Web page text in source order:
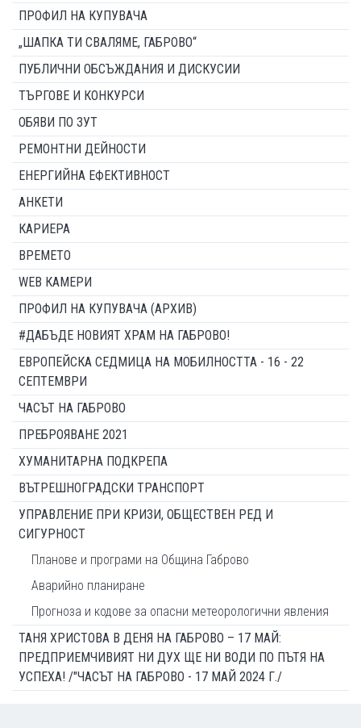
ПРОФИЛ НА КУПУВАЧА
„ШАПКА ТИ СВАЛЯМЕ, ГАБРОВО“
ПУБЛИЧНИ ОБСЪЖДАНИЯ И ДИСКУСИИ
ТЪРГОВЕ И КОНКУРСИ
ОБЯВИ ПО ЗУТ
РЕМОНТНИ ДЕЙНОСТИ
ЕНЕРГИЙНА ЕФЕКТИВНОСТ
АНКЕТИ
КАРИЕРА
ВРЕМЕТО
WEB КАМЕРИ
ПРОФИЛ НА КУПУВАЧА (АРХИВ)
#ДАБЪДЕ НОВИЯТ ХРАМ НА ГАБРОВО!
ЕВРОПЕЙСКА СЕДМИЦА НА МОБИЛНОСТТА - 16 - 22
СЕПТЕМВРИ
ЧАСЪТ НА ГАБРОВО
ПРЕБРОЯВАНЕ 2021
ХУМАНИТАРНА ПОДКРЕПА
ВЪТРЕШНОГРАДСКИ ТРАНСПОРТ
УПРАВЛЕНИЕ ПРИ КРИЗИ, ОБЩЕСТВЕН РЕД И
СИГУРНОСТ
Планове и програми на Община Габрово
Аварийно планиране
Прогноза и кодове за опасни метеорологични явления
ТАНЯ ХРИСТОВА В ДЕНЯ НА ГАБРОВО – 17 МАЙ:
ПРЕДПРИЕМЧИВИЯТ НИ ДУХ ЩЕ НИ ВОДИ ПО ПЪТЯ НА
УСПЕХА! /"ЧАСЪТ НА ГАБРОВО - 17 МАЙ 2024 Г./